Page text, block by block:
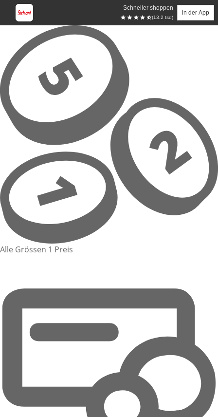
Schneller shoppen
(13.2 tsd)
in der App
Zum Hauptinhalt springen
Alle Grössen 1 Preis